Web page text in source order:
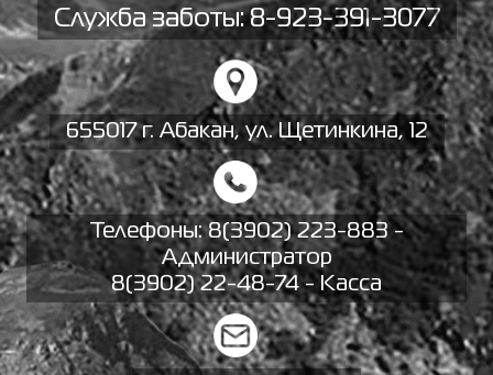
Служба заботы: 8-923-391-3077
655017 г. Абакан, ул. Щетинкина, 12
Телефоны:8(3902) 223-883 -
Администратор
8(3902) 22-48-74 - Касса